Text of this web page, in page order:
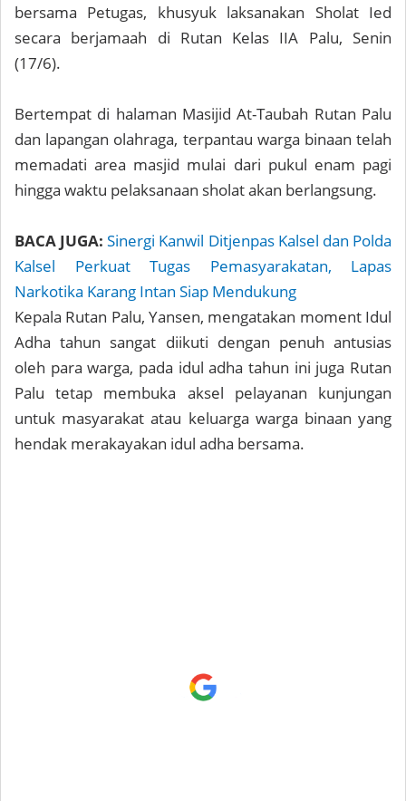
bersama Petugas, khusyuk laksanakan Sholat Ied
secara berjamaah di Rutan Kelas IIA Palu, Senin
(17/6).
Bertempat di halaman Masijid At-Taubah Rutan Palu
dan lapangan olahraga, terpantau warga binaan telah
memadati area masjid mulai dari pukul enam pagi
hingga waktu pelaksanaan sholat akan berlangsung.
BACA JUGA: Sinergi Kanwil Ditjenpas Kalsel dan Polda
Kalsel Perkuat Tugas Pemasyarakatan, Lapas
Narkotika Karang Intan Siap Mendukung
Kepala Rutan Palu, Yansen, mengatakan moment Idul
Adha tahun sangat diikuti dengan penuh antusias
oleh para warga, pada idul adha tahun ini juga Rutan
Palu tetap membuka aksel pelayanan kunjungan
untuk masyarakat atau keluarga warga binaan yang
hendak merakayakan idul adha bersama.